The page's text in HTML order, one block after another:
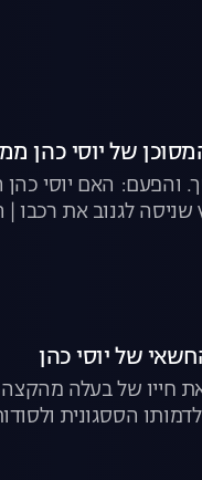
האם יוסי כהן
לגנוב את רכבו |
את חייו של בעלה
הססגונית